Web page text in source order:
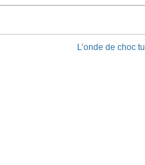
L’onde de choc